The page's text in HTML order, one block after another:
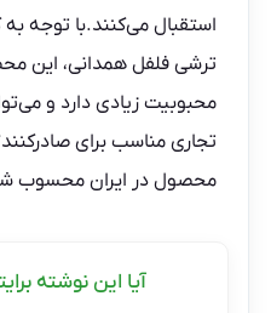
استقبال می‌کنند.با توجه
ترشی فلفل همدانی، این
محبوبیت زیادی دارد و
تجاری مناسب برای
محصول در ایران محسوب
آیا این نوشته